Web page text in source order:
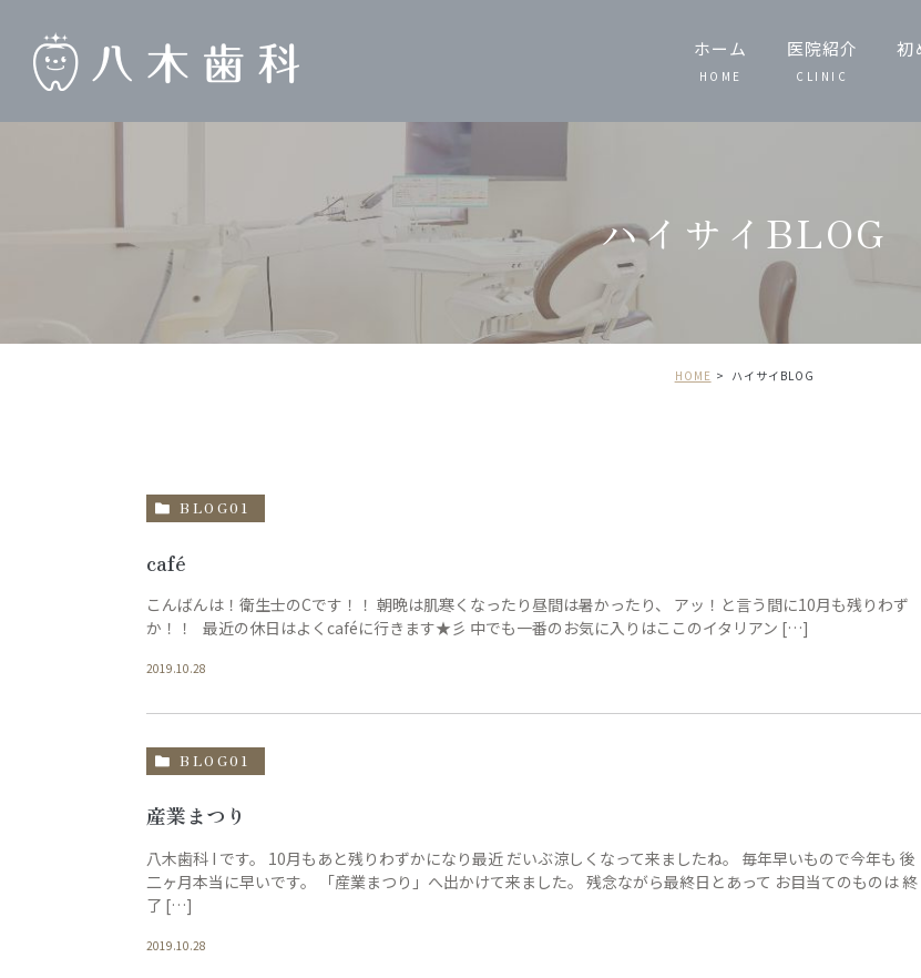
ホーム
HOME
医院紹介
CLINIC
院内技工
院内紹介
初
ハイサイBLOG
HOME ハイサイBLOG
BLOG01
café
こんばんは！衛生士のCです！！ 朝晩は肌寒くなったり昼間は暑かったり、 アッ！と言う間に10月も残りわず
か！！ 最近の休日はよくcaféに行きます★彡 中でも一番のお気に入りはここのイタリアン […]
2019.10.28
BLOG01
産業まつり
八木歯科 I です。 10月もあと残りわずかになり最近 だいぶ涼しくなって来ましたね。 毎年早いもので今年も 後
二ヶ月本当に早いです。 「産業まつり」へ出かけて来ました。 残念ながら最終日とあって お目当てのものは 終
了 […]
2019.10.28